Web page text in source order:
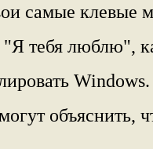
самые клевые
"Я тебя люблю",
Windows.
объяснить,